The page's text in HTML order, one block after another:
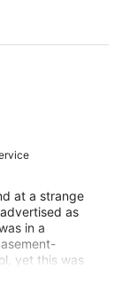
at a strange
as
in a
yet this was
the offered